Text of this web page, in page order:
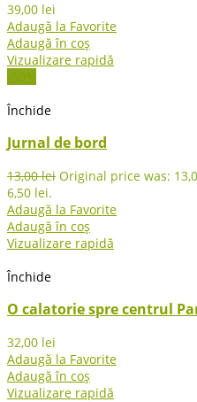
39,00 lei
Adaugă la Favorite
Adaugă în coș
Vizualizare rapidă
-50%
Închide
Jurnal de bord
13,00lei Original price was:
6,50 lei.
Adaugă la Favorite
Adaugă în coș
Vizualizare rapidă
Închide
O calatorie spre centrul
32,00 lei
Adaugă la Favorite
Adaugă în coș
Vizualizare rapidă